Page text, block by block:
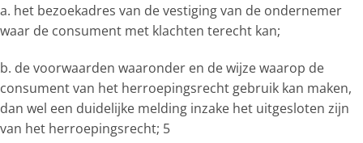
a. het bezoekadres van de vestiging van de ondernemer
waar de consument met klachten terecht kan;
b. de voorwaarden waaronder en de wijze waarop de
consument van het herroepingsrecht gebruik kan maken,
dan wel een duidelijke melding inzake het uitgesloten zijn
van het herroepingsrecht; 5